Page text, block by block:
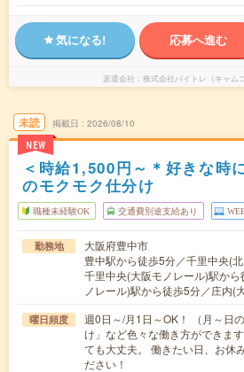
気になる! 応募へ進む
派遣会社 株式会社バイトレ（キャム
未読
NEW
掲載日 2026/08/10
＜時給1,500円～＊好きな時
のモクモク仕分け
職種未経験OK 交通費別途支給あり
勤務地
大阪府豊中市
豊中駅から徒歩5分／千里中央(
千里中央(大阪モノレール)駅か
ノレール)駅から徒歩5分／庄内(
曜日頻度
週0日～/月1日～OK！ （月～日
け」など色々な働き方ができま
ても大丈夫。 働きたい日、お休
ださい！